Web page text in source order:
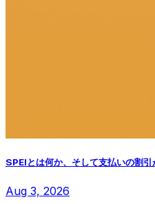
SPEIとは何か、そして支払いの割
Aug 3, 2026